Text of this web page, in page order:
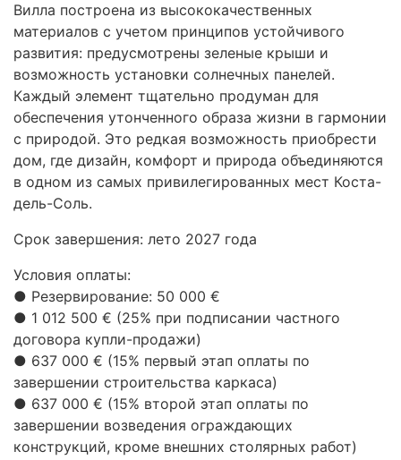
Вилла построена из высококачественных
материалов с учетом принципов устойчивого
развития: предусмотрены зеленые крыши и
возможность установки солнечных панелей.
Каждый элемент тщательно продуман для
обеспечения утонченного образа жизни в гармонии
с природой. Это редкая возможность приобрести
дом, где дизайн, комфорт и природа объединяются
в одном из самых привилегированных мест Коста-
дель-Соль.
Срок завершения: лето 2027 года
Условия оплаты:
● Резервирование: 50 000 €
● 1 012 500 € (25% при подписании частного
договора купли-продажи)
● 637 000 € (15% первый этап оплаты по
завершении строительства каркаса)
● 637 000 € (15% второй этап оплаты по
завершении возведения ограждающих
конструкций, кроме внешних столярных работ)